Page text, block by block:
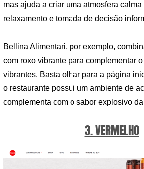
mas ajuda a criar uma atmosfera
relaxamento e tomada de decisão
Bellina Alimentari, por exemplo,
com roxo vibrante para complementar
vibrantes. Basta olhar para a página
o restaurante possui um ambiente de
complementa com o sabor explosivo
3. VERMELHO